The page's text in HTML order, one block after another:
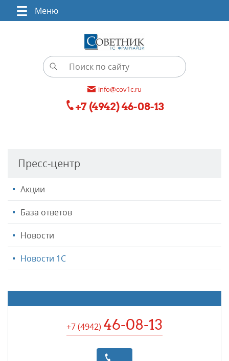
Меню
info@cov1c.ru
+7 (4942) 46-08-13
Пресс-центр
Акции
База ответов
Новости
Новости 1С
+7 (4942) 46-08-13